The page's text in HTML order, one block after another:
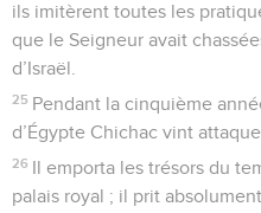
ils imitèrent toutes les
que le Seigneur avait
d’Israël.
25 Pendant la cinquième
d’Égypte Chichac vint
26 Il emporta les trésors du
palais royal ; il prit